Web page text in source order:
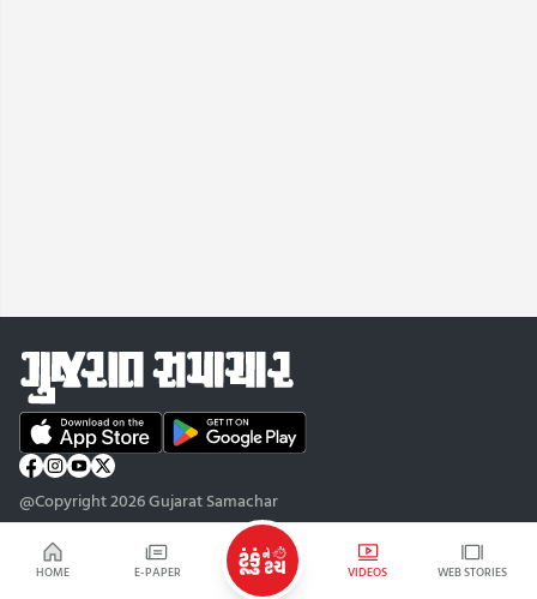
HOME E-PAPER VIDEOS WEB STORIES
@Copyright 2026 Gujarat Samachar